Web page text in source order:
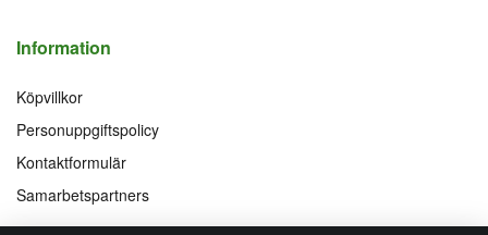
Information
Köpvillkor
Personuppgiftspolicy
Kontaktformulär
Samarbetspartners